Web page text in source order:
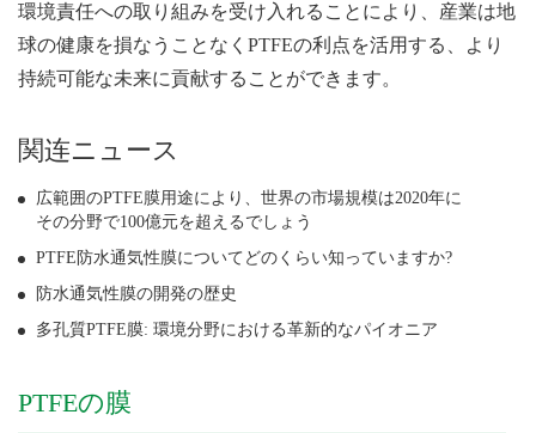
環境責任への取り組みを受け入れることにより、産業は地
球の健康を損なうことなくPTFEの利点を活用する、より
持続可能な未来に貢献することができます。
関连ニュース
広範囲のPTFE膜用途により、世界の市場規模は2020年に
その分野で100億元を超えるでしょう
PTFE防水通気性膜についてどのくらい知っていますか?
防水通気性膜の開発の歴史
多孔質PTFE膜: 環境分野における革新的なパイオニア
PTFEの膜